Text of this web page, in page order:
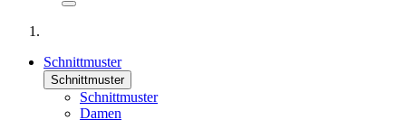
Schnittmuster
Schnittmuster
Schnittmuster
Damen